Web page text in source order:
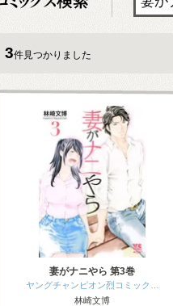
3件見つかりました
妻がナニやら 第3巻
ヤングチャンピオン烈コミック…
林崎文博